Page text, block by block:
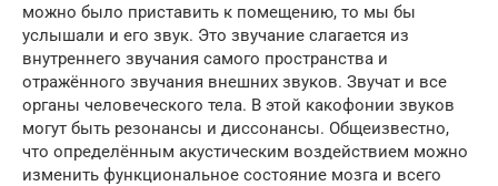
можно было приставить к помещению, то мы бы
услышали и его звук. Это звучание слагается из
внутреннего звучания самого пространства и
отражённого звучания внешних звуков. Звучат и все
органы человеческого тела. В этой какофонии звуков
могут быть резонансы и диссонансы. Общеизвестно,
что определённым акустическим воздействием можно
изменить функциональное состояние мозга и всего